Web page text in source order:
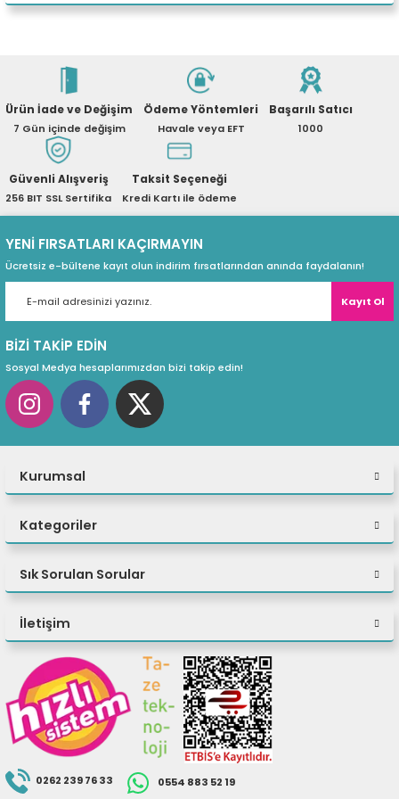
Yorum Yaz
Soru Sor
Ürün İade ve Değişim
7 Gün içinde değişim
Ödeme Yöntemleri
Havale veya EFT
Başarılı Satıcı
1000
Güvenli Alışveriş
256 BIT SSL Sertifika
Taksit Seçeneği
Kredi Kartı ile ödeme
YENİ FIRSATLARI KAÇIRMAYIN
Ücretsiz e-bültene kayıt olun indirim fırsatlarından anında faydalanın!
Kayıt Ol
BİZİ TAKİP EDİN
Sosyal Medya hesaplarımızdan bizi takip edin!
Kurumsal
Kategoriler
Sık Sorulan Sorular
İletişim
0262 239 76 33 0554 883 52 19